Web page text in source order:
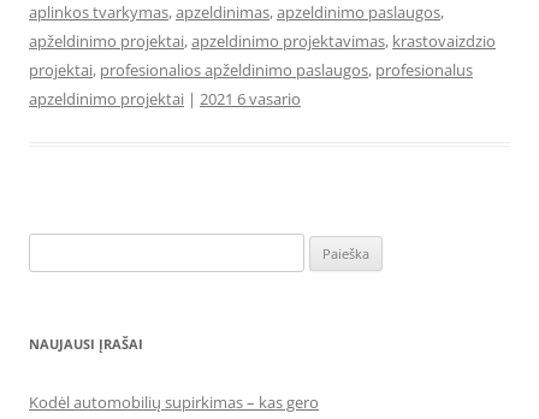
aplinkos tvarkymas,apzeldinimas,apzeldinimo paslaugos,
apželdinimo projektai,apzeldinimo projektavimas, krastovaizdzio
projektai, profesionalios apželdinimo paslaugos, profesionalus
apzeldinimo projektai | 2021 6 vasario
NAUJAUSI ĮRAŠAI
Kodėl automobilių supirkimas – kas gero